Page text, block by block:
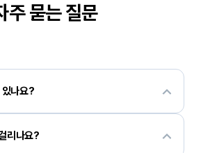
주 묻는 질문
있나요?
그, 카페는 물론이고 생각하시는 대부분은 삭제할
리나요?